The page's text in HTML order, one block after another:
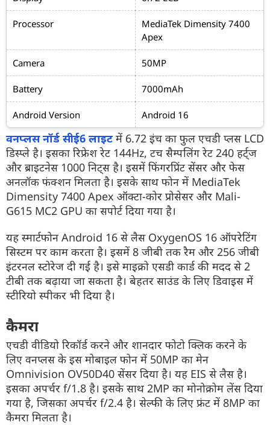
Processor
MediaTek Dimensity 7400
Apex
Camera 50MP
Battery 7000mAh
Android Version Android 16
वनप्लस नॉर्ड सीई6 लाइट में 6.72 इंच का फुल एचडी प्लस LCD
डिस्प्ले है। इसका रिफ्रेश रेट 144Hz, टच सैम्पलिंग रेट 240 हर्ट्ज
और ब्राइटनेस 1000 निट्स है। इसमें फिंगरप्रिंट सेंसर और फेस
अनलॉक फंक्शन मिलता है। इसके साथ फोन में MediaTek
Dimensity 7400 Apex ऑक्टा-कोर प्रोसेसर और Mali-
G615 MC2 GPU का सपोर्ट दिया गया है।
यह स्मार्टफोन Android 16 से लैस OxygenOS 16 ऑपरेटिंग
सिस्टम पर काम करता है। इसमें 8 जीबी तक रैम और 256 जीबी
इंटरनल स्टोरेज दी गई है। इसे माइक्रो एसडी कार्ड की मदद से 2
टीबी तक बढ़ाया जा सकता है। बेहतर साउंड के लिए डिवाइस में
स्टीरियो स्पीकर भी दिया है।
कैमरा
एचडी वीडियो रिकॉर्ड करने और शानदार फोटो क्लिक करने के
लिए वनप्लस के इस मोबाइल फोन में 50MP का मेन
Omnivision OV50D40 सेंसर दिया है। यह EIS से लैस है।
इसका अपर्चर f/1.8 है। इसके साथ 2MP का मोनोक्रोम लेंस दिया
गया है, जिसका अपर्चर f/2.4 है। सेल्फी के लिए फ्रंट में 8MP का
कैमरा मिलता है।